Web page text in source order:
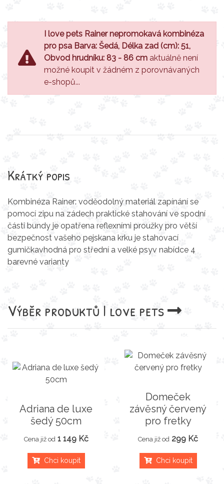
I love pets Rainer nepromokavá kombinéza
pro psa Barva: Šedá, Délka zad (cm): 51,
Obvod hrudníku: 83 - 86 cm aktuálně není
možné koupit v žádném z porovnávaných
e-shopů...
Krátký popis
Kombinéza Rainer: voděodolný materiál zapínání se
pomocí zipu na zádech praktické stahování ve spodní
části bundy je opatřena reflexními proužky pro větší
bezpečnost vašeho pejskana krku je stahovací
gumičkavhodná pro střední a velké psyv nabídce 4
barevné varianty
Výběr produktů I love pets
Adriana de luxe
šedý 50cm
Cena již od 1 149 Kč
Chci koupit
Domeček
závěsný červený
pro fretky
Cena již od 299 Kč
Chci koupit